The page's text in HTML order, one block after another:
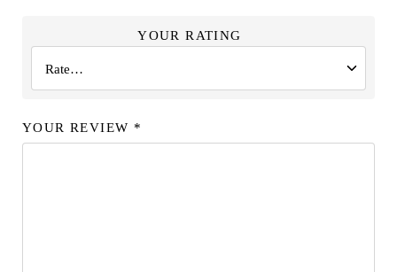
YOUR RATING
YOUR REVIEW *